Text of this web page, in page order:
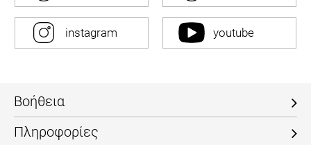
instagram youtube
Βοήθεια
Πληροφορίες